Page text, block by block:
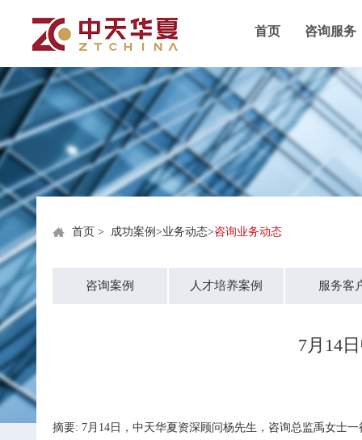
首页 咨询服务
首页 > 成功案例 >业务动态>咨询业务动态
咨询案例 人才培养案例 服务客
7月14
摘要: 7月14日，中天华夏资深顾问杨先生，咨询总监禹女士